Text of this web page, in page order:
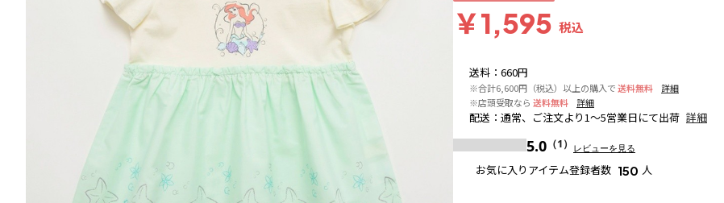
送料 ： 660円
※合計6,600円（税込）以上の購入で送料無料
詳細
※店頭受取なら 送料無料 詳細
配送 ： 通常、ご注文より1～5営業日にて出荷 詳細
5.0 （1） レビューを見る
お気に入りアイテム登録者数 150 人
￥1,595 税込